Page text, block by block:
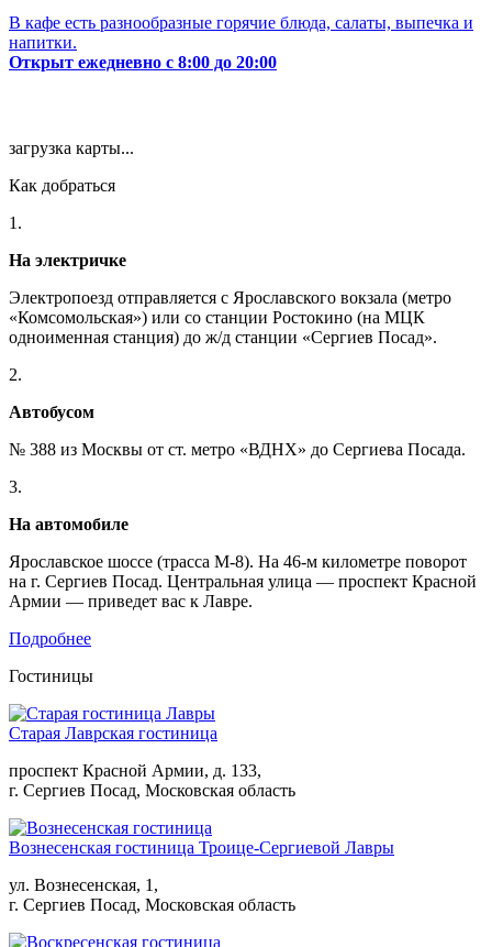
В кафе есть разнообразные горячие блюда, салаты, выпечка и
напитки.
Открыт ежедневно с 8:00 до 20:00
загрузка карты...
Как добраться
1.
На электричке
Электропоезд отправляется с Ярославского вокзала (метро
«Комсомольская») или со станции Ростокино (на МЦК
одноименная станция) до ж/д станции «Сергиев Посад».
2.
Автобусом
№ 388 из Москвы от ст. метро «ВДНХ» до Сергиева Посада.
3.
На автомобиле
Ярославское шоссе (трасса М-8). На 46-м километре поворот
на г. Сергиев Посад. Центральная улица — проспект Красной
Армии — приведет вас к Лавре.
Подробнее
Гостиницы
Старая Лаврская гостиница
проспект Красной Армии, д. 133,
г. Сергиев Посад, Московская область
Вознесенская гостиница Троице-Сергиевой Лавры
ул. Вознесенская, 1,
г. Сергиев Посад, Московская область